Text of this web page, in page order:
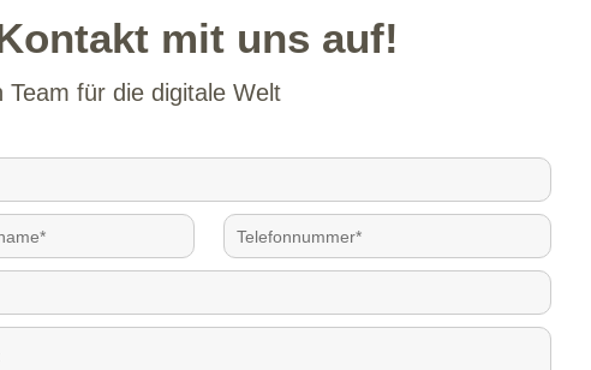
mit uns auf!
Team für die digitale Welt